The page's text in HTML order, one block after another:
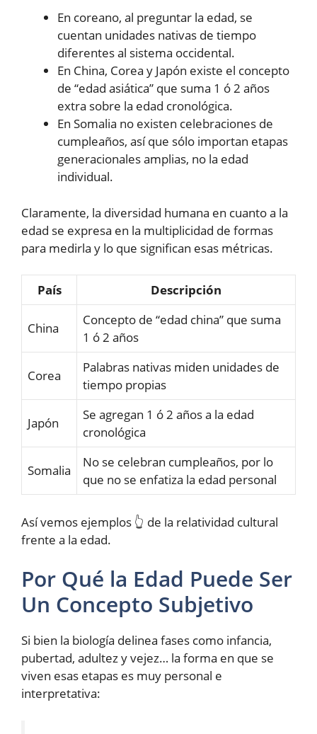
En coreano, al preguntar la edad, se
cuentan unidades nativas de tiempo
diferentes al sistema occidental.
En China, Corea y Japón existe el concepto
de “edad asiática” que suma 1 ó 2 años
extra sobre la edad cronológica.
En Somalia no existen celebraciones de
cumpleaños, así que sólo importan etapas
generacionales amplias, no la edad
individual.
Claramente, la diversidad humana en cuanto a la
edad se expresa en la multiplicidad de formas
para medirla y lo que significan esas métricas.
País Descripción
China
Concepto de “edad china” que suma
1 ó 2 años
Corea
Palabras nativas miden unidades de
tiempo propias
Japón
Se agregan 1 ó 2 años a la edad
cronológica
Somalia
No se celebran cumpleaños, por lo
que no se enfatiza la edad personal
Así vemos ejemplos 👆 de la relatividad cultural
frente a la edad.
Por Qué la Edad Puede Ser
Un Concepto Subjetivo
Si bien la biología delinea fases como infancia,
pubertad, adultez y vejez… la forma en que se
viven esas etapas es muy personal e
interpretativa: